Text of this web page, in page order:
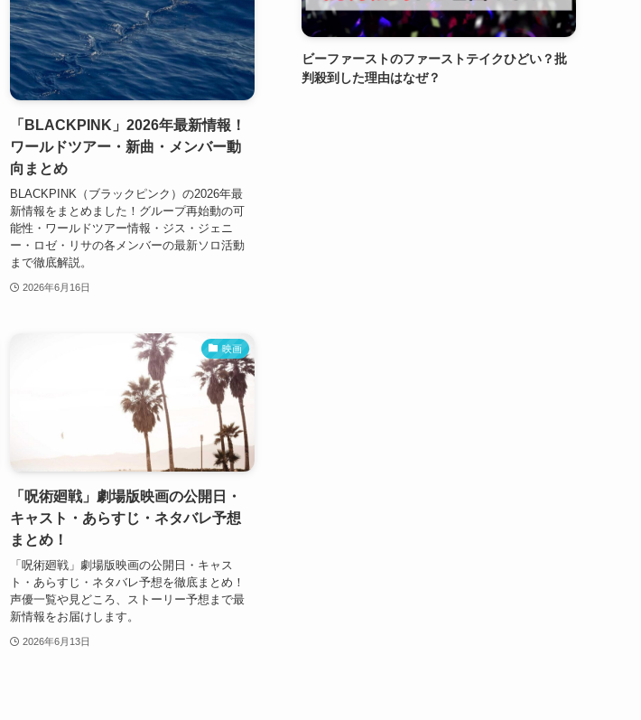
「BLACKPINK」2026年最新情報！
ワールドツアー・新曲・メンバー動
向まとめ
BLACKPINK（ブラックピンク）の2026年最
新情報をまとめました！グループ再始動の可
能性・ワールドツアー情報・ジス・ジェニ
ー・ロゼ・リサの各メンバーの最新ソロ活動
まで徹底解説。
2026年6月16日
映画
「呪術廻戦」劇場版映画の公開日・
キャスト・あらすじ・ネタバレ予想
まとめ！
「呪術廻戦」劇場版映画の公開日・キャス
ト・あらすじ・ネタバレ予想を徹底まとめ！
声優一覧や見どころ、ストーリー予想まで最
新情報をお届けします。
2026年6月13日
ビーファーストのファーストテイクひどい？批
判殺到した理由はなぜ？